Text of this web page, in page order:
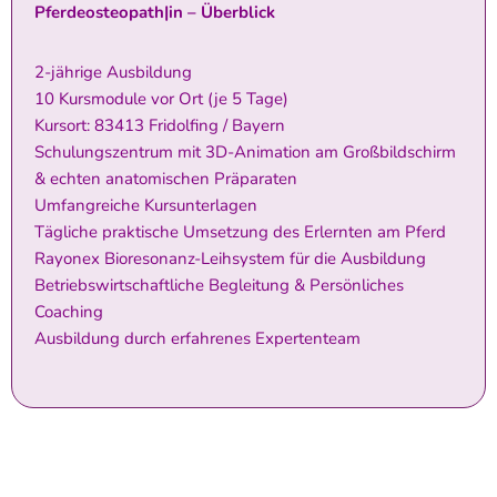
Pferdeosteopath|in – Überblick
2-jährige Ausbildung
10 Kursmodule vor Ort (je 5 Tage)
Kursort: 83413 Fridolfing / Bayern
Schulungszentrum mit 3D-Animation am Großbildschirm
& echten anatomischen Präparaten
Umfangreiche Kursunterlagen
Tägliche praktische Umsetzung des Erlernten am Pferd
Rayonex Bioresonanz-Leihsystem für die Ausbildung
Betriebswirtschaftliche Begleitung & Persönliches
Coaching
Ausbildung durch erfahrenes Expertenteam